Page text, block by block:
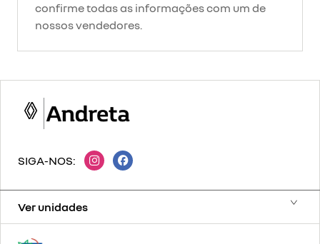
confirme todas as informações com um de
nossos vendedores.
Ver unidades
SIGA-NOS: